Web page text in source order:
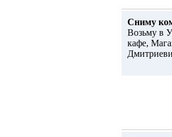
Сниму
Возьму в
кафе,